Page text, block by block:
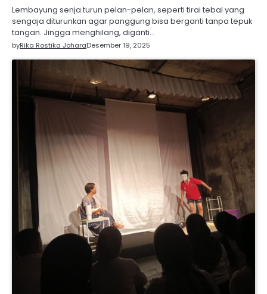
Lembayung senja turun pelan-pelan, seperti tirai tebal yang
sengaja diturunkan agar panggung bisa berganti tanpa tepuk
tangan. Jingga menghilang, diganti…
byRika Rostika JoharaDesember 19, 2025